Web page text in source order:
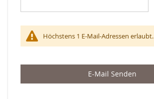
Höchstens 1 E-Mail-Adressen erlaubt.
E-Mail Senden